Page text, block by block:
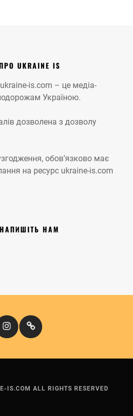
UKRAINE IS
is.com – це медіа-
Україною.
дозволена з дозволу
обов’язково має
на ресурс ukraine-is.com
НАПИШІТЬ НАМ
InstagramКіномандри
IS.COM ALL RIGHTS RESERVED